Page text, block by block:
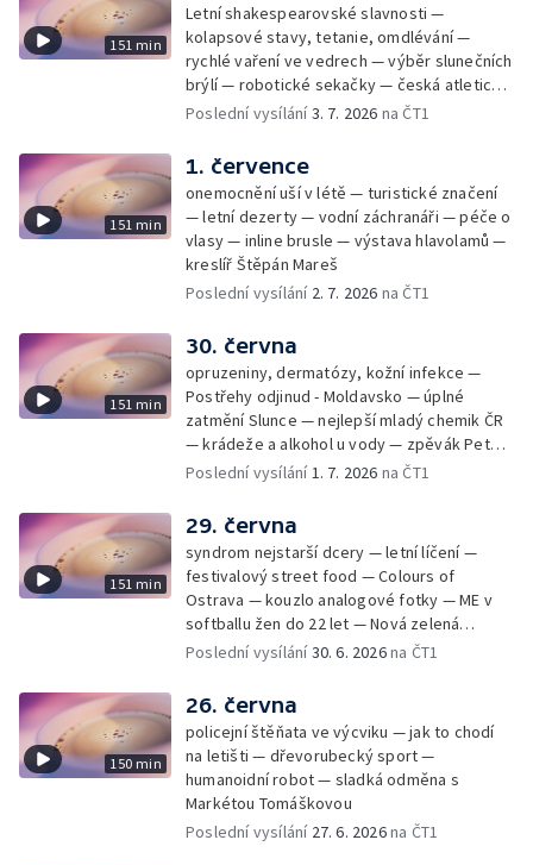
151 min
Letní shakespearovské slavnosti —
kolapsové stavy, tetanie, omdlévání —
rychlé vaření ve vedrech — výběr slunečních
brýlí — robotické sekačky — česká atletická
rekordmanka — psí seriál: výmarský
Poslední vysílání3. 7. 2026 na ČT1
151 min
1. července
onemocnění uší v létě — turistické značení
— letní dezerty — vodní záchranáři — péče o
vlasy — inline brusle — výstava hlavolamů —
kreslíř Štěpán Mareš
Poslední vysílání 2. 7. 2026 na ČT1
151 min
30. června
opruzeniny, dermatózy, kožní infekce —
Postřehy odjinud - Moldavsko — úplné
zatmění Slunce — nejlepší mladý chemik ČR
— krádeže a alkohol u vody — zpěvák Peter
Cmorik
Poslední vysílání1. 7. 2026 na ČT1
151 min
29. června
syndrom nejstarší dcery — letní líčení —
festivalový street food — Colours of
Ostrava — kouzlo analogové fotky — ME v
softballu žen do 22 let — Nová zelená
úsporám — Global Teacher Prize Czech
Poslední vysílání30. 6. 2026na ČT1
150 min
26. června
policejní štěňata ve výcviku — jak to chodí
na letišti — dřevorubecký sport —
humanoidní robot — sladká odměna s
Markétou Tomáškovou
Poslední vysílání 27. 6. 2026na ČT1